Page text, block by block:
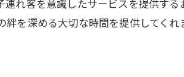
れ客を意識したサービスを提供する
を深める大切な時間を提供してくれ